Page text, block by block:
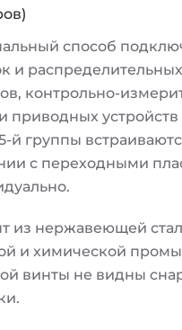
способ
и
контрольно-
приводных
й группы
с переходными
из нержавеющей
и химической
винты не видны